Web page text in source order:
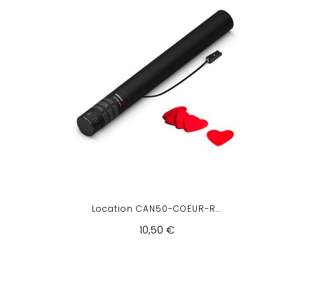
Location CAN50-COEUR-R...
10,50 €